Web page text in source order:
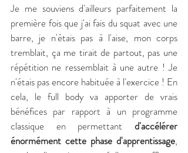
Je me souviens d'ailleurs parfaitement la
première fois que j'ai fais du squat avec une
barre, je n'étais pas à l'aise, mon corps
tremblait, ça me tirait de partout, pas une
répétition ne ressemblait à une autre ! Je
n'étais pas encore habituée à l'exercice ! En
cela, le full body va apporter de vrais
bénéfices par rapport à un programme
classique en permettant d'accélérer
énormément cette phase d'apprentissage,